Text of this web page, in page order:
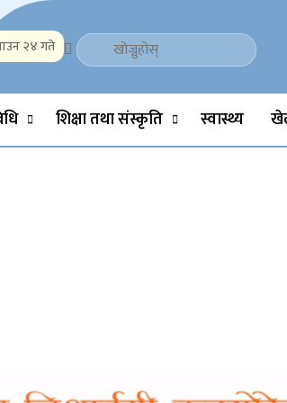
Science, Technology, Social, Media,
२४ गते
शिक्षा तथा संस्कृति स्वास्थ्य